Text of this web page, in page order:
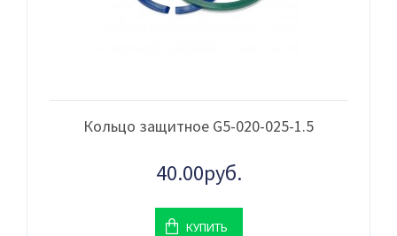
Кольцо защитное G5-020-025-1.5
40.00руб.
КУПИТЬ